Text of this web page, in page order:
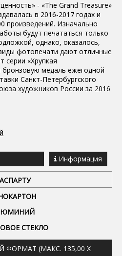
- «The Grand Treasure»
в 2016-2017 годах и
произведений. Изначально
будут печататься только
однако, оказалось,
фотопечати дают отличные
серии «Хрупкая
бронзовую медаль ежегодной
Санкт-Петербургского
художников России за 2016
Информация
СТЕКЛО
(МАКС. 135,00 X